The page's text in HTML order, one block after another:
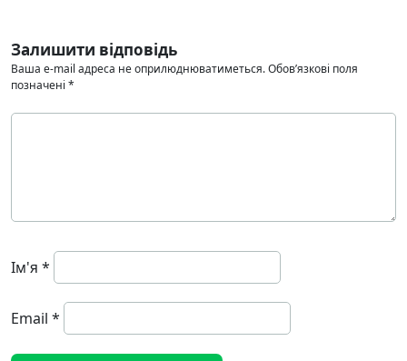
Залишити відповідь
Ваша e-mail адреса не оприлюднюватиметься.Обов’язкові поля
позначені *
Ім'я *
Email *